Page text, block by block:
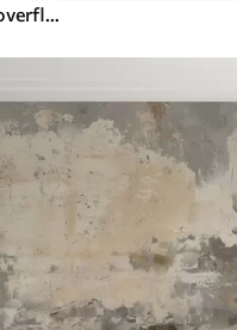
træ, tekstur, revner, mørke, bark, overflade